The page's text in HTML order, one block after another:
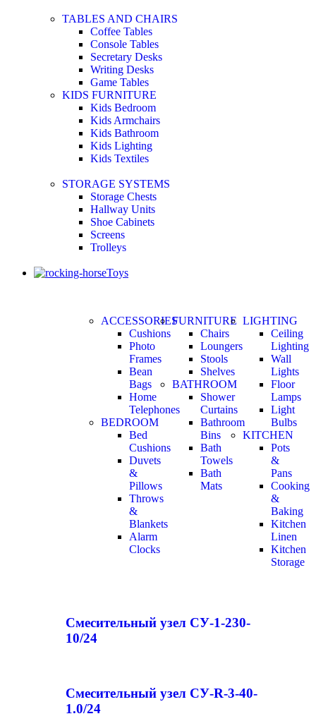
TABLES AND CHAIRS
Coffee Tables
Console Tables
Secretary Desks
Writing Desks
Game Tables
KIDS FURNITURE
Kids Bedroom
Kids Armchairs
Kids Bathroom
Kids Lighting
Kids Textiles
STORAGE SYSTEMS
Storage Chests
Hallway Units
Shoe Cabinets
Screens
Trolleys
Toys
ACCESSORIES
Cushions
Photo
Frames
Bean
Bags
Home
Telephones
BEDROOM
Bed
Cushions
Duvets
&
Pillows
Throws
&
Blankets
Alarm
Clocks
FURNITURE
Chairs
Loungers
Stools
Shelves
BATHROOM
Shower
Curtains
Bathroom
Bins
Bath
Towels
Bath
Mats
LIGHTING
Ceiling
Lighting
Wall
Lights
Floor
Lamps
Light
Bulbs
KITCHEN
Pots
&
Pans
Cooking
&
Baking
Kitchen
Linen
Kitchen
Storage
Смесительный узел СУ-1-230-
10/24
Смесительный узел СУ-R-3-40-
1.0/24